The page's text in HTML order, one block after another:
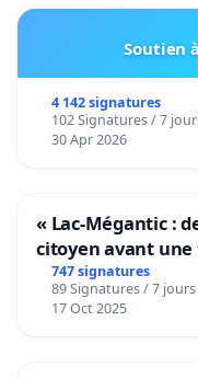
Soutien
4 142 signatures
102 Signatures / 7
30 Apr 2026
« Lac-Mégantic :
citoyen avant
de notre territoire »
747 signatures
89 Signatures / 7 jours
17 Oct 2025